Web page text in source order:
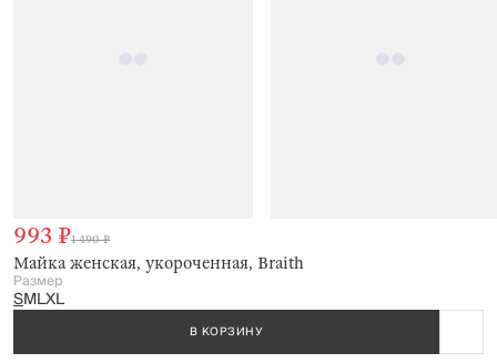
Майка женская, укороченная, Braith
993 ₽1 490 ₽
Размер
SMLXL
В КОРЗИНУ